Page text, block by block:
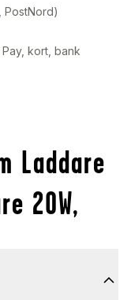
PostNord)
kort, bank
Laddare
20W,